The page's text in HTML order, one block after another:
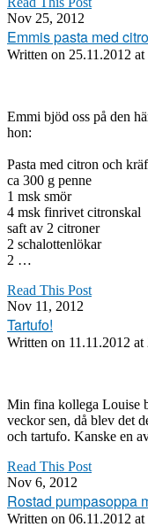
Nov 25, 2012
Emmis pasta med
Written on 25.11.2012
Emmi bjöd oss på den
hon:
Pasta med citron och
ca 300 g penne
1 msk smör
4 msk finrivet citronskal
saft av 2 citroner
2 schalottenlökar
2 …
Read This Post
Nov 11, 2012
Tartufo!
Written on 11.11.2012 at
Min fina kollega Louise
veckor sen, då blev det
och tartufo. Kanske en
Read This Post
Nov 6, 2012
Rostad pumpasoppa
Written on 06.11.2012